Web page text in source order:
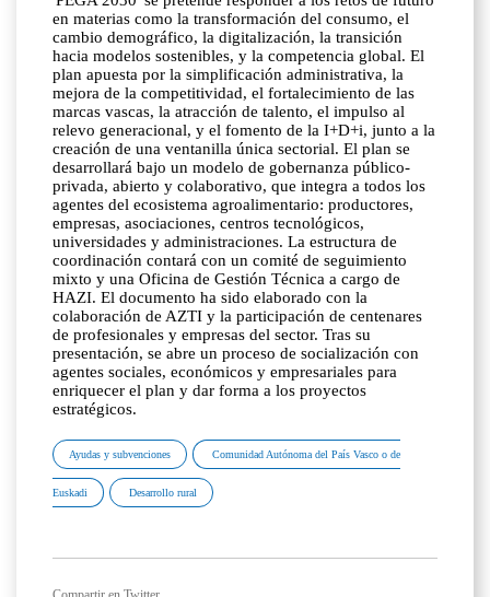
en materias como la transformación del consumo, el
cambio demográfico, la digitalización, la transición
hacia modelos sostenibles, y la competencia global. El
plan apuesta por la simplificación administrativa, la
mejora de la competitividad, el fortalecimiento de las
marcas vascas, la atracción de talento, el impulso al
relevo generacional, y el fomento de la I+D+i, junto a la
creación de una ventanilla única sectorial. El plan se
desarrollará bajo un modelo de gobernanza público-
privada, abierto y colaborativo, que integra a todos los
agentes del ecosistema agroalimentario: productores,
empresas, asociaciones, centros tecnológicos,
universidades y administraciones. La estructura de
coordinación contará con un comité de seguimiento
mixto y una Oficina de Gestión Técnica a cargo de
HAZI. El documento ha sido elaborado con la
colaboración de AZTI y la participación de centenares
de profesionales y empresas del sector. Tras su
presentación, se abre un proceso de socialización con
agentes sociales, económicos y empresariales para
enriquecer el plan y dar forma a los proyectos
estratégicos.
Ayudas y subvenciones Comunidad Autónoma del País Vasco o de
Euskadi Desarrollo rural